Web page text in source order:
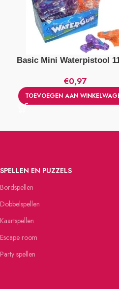
Basic Mini Waterpistool
€0,97
TOEVOEGEN AAN
SPELLEN EN PUZZELS
Bordspellen
Dobbelspellen
Kaartspellen
Escape room
Party spellen